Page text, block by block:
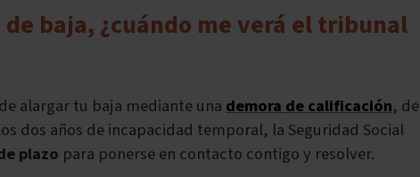
de baja, ¿cuándo me verá el tribunal
alargar tu baja mediante una demora de calificación, de
dos años de incapacidad temporal, la Seguridad Social
plazo para ponerse en contacto contigo y resolver.